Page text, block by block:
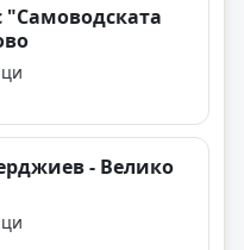
"Самоводската
- Велико